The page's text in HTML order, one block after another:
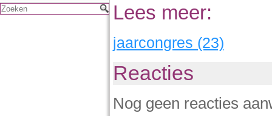
Zoeken
Lees meer:
jaarcongres (23)
Reacties
Nog geen reacties